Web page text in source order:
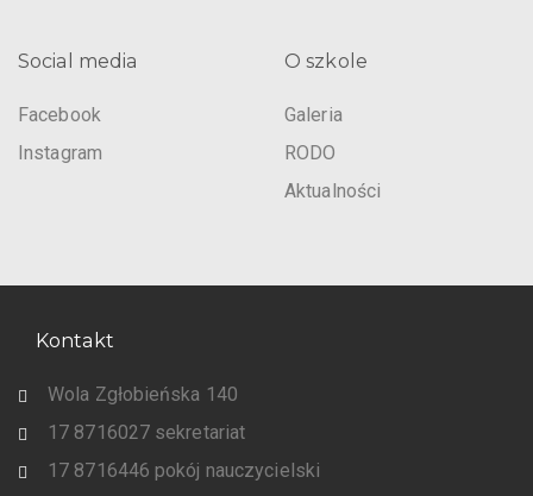
Social media
Facebook
Instagram
O szkole
Galeria
RODO
Aktualności
Kontakt
Wola Zgłobieńska 140
17 8716027 sekretariat
17 8716446 pokój nauczycielski